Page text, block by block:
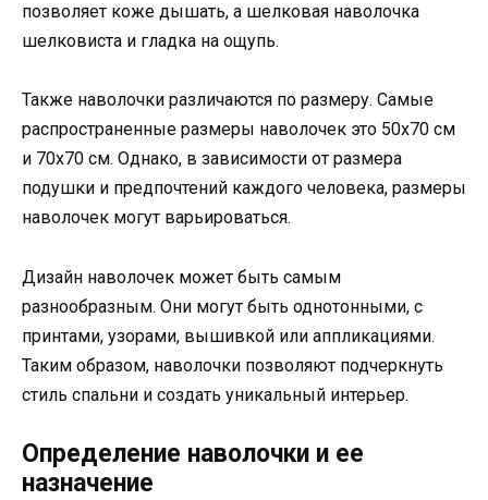
позволяет коже дышать, а шелковая наволочка
шелковиста и гладка на ощупь.
Также наволочки различаются по размеру. Самые
распространенные размеры наволочек это 50х70 см
и 70х70 см. Однако, в зависимости от размера
подушки и предпочтений каждого человека, размеры
наволочек могут варьироваться.
Дизайн наволочек может быть самым
разнообразным. Они могут быть однотонными, с
принтами, узорами, вышивкой или аппликациями.
Таким образом, наволочки позволяют подчеркнуть
стиль спальни и создать уникальный интерьер.
Определение наволочки и ее
назначение